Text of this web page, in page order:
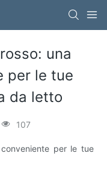
una
per le tue
da letto
107
per le tue